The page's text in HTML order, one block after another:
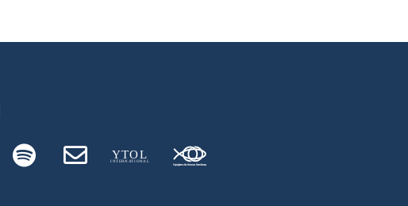
YTO L
INT ERN ATI O NA L